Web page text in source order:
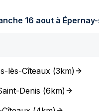
fera-t-il dimanche prochain dimanche 16
lès-Cîteaux (3km)
Denis (6km)